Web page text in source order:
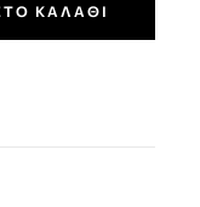
ΚΑΛΆΘΙ